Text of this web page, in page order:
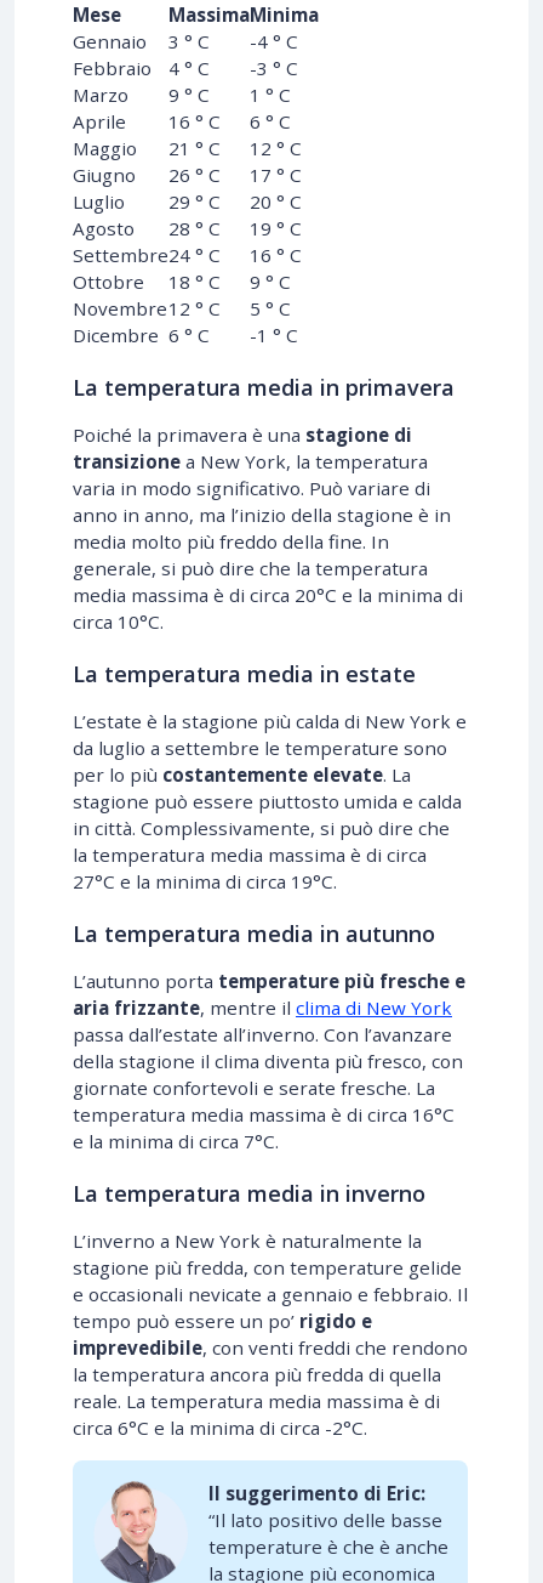
Mese
MassimaMinima
Gennaio
3 ° C
-4 ° C
Febbraio
4 ° C
-3 ° C
Marzo
9 ° C
1 ° C
Aprile
16 ° C
6 ° C
Maggio
21 ° C
12 ° C
Giugno
26 ° C
17 ° C
Luglio
29 ° C
20 ° C
Agosto
28 ° C
19 ° C
Settembre24 ° C
16 ° C
Ottobre
18 ° C
9 ° C
Novembre12 ° C
5 ° C
Dicembre 6 ° C -1 ° C
La temperatura media in primavera
Poiché la primavera è una stagione di
transizione a New York, la temperatura
varia in modo significativo. Può variare di
anno in anno, ma l’inizio della stagione è in
media molto più freddo della fine. In
generale, si può dire che la temperatura
media massima è di circa 20°C e la minima di
circa 10°C.
La temperatura media in estate
L’estate è la stagione più calda di New York e
da luglio a settembre le temperature sono
per lo più costantemente elevate. La
stagione può essere piuttosto umida e calda
in città. Complessivamente, si può dire che
la temperatura media massima è di circa
27°C e la minima di circa 19°C.
La temperatura media in autunno
L’autunno porta temperature più fresche e
aria frizzante, mentre il clima di New York
passa dall’estate all’inverno. Con l’avanzare
della stagione il clima diventa più fresco, con
giornate confortevoli e serate fresche. La
temperatura media massima è di circa 16°C
e la minima di circa 7°C.
La temperatura media in inverno
L’inverno a New York è naturalmente la
stagione più fredda, con temperature gelide
e occasionali nevicate a gennaio e febbraio. Il
tempo può essere un po’ rigido e
imprevedibile, con venti freddi che rendono
la temperatura ancora più fredda di quella
reale. La temperatura media massima è di
circa 6°C e la minima di circa -2°C.
Il suggerimento di Eric:
“Il lato positivo delle basse
temperature è che è anche
la stagione più economica